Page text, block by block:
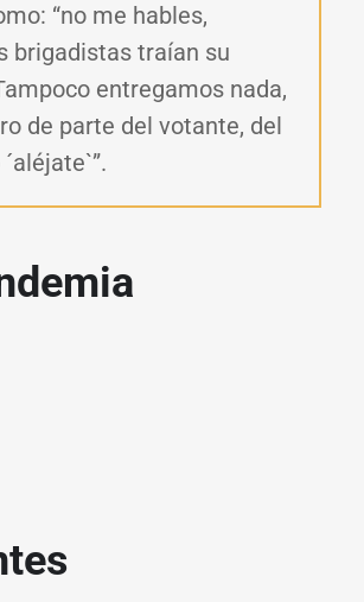
“no me hables,
brigadistas traían su
entregamos nada,
de parte del votante, del